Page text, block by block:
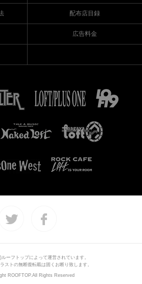
配布店目録
広告料金
ルーフトップによって運営されています。
ストの無断復転載は固くお断り致します。
ROOFTOP.All Rights Reserved